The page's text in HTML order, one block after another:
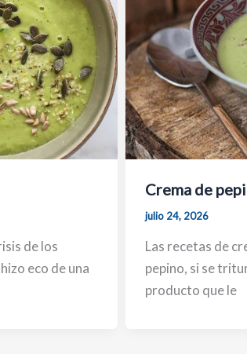
de los
eco de una
Crema de
julio 24, 2026
Las recetas de
pepino, si se
producto que le